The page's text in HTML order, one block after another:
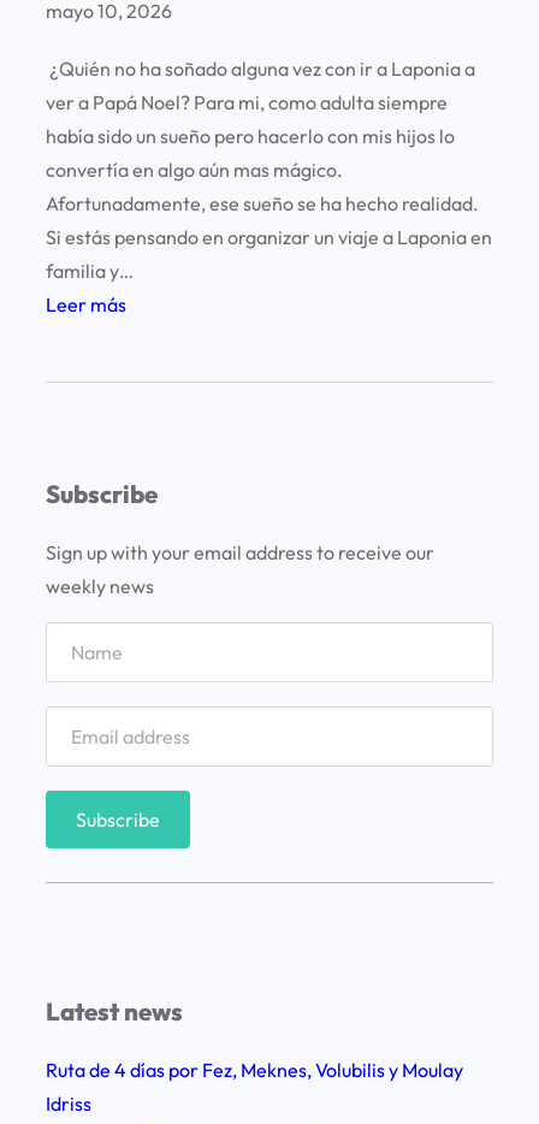
mayo 10, 2026
¿Quién no ha soñado alguna vez con ir a Laponia a
ver a Papá Noel? Para mi, como adulta siempre
había sido un sueño pero hacerlo con mis hijos lo
convertía en algo aún mas mágico.
Afortunadamente, ese sueño se ha hecho realidad.
Si estás pensando en organizar un viaje a Laponia en
familia y…
Leer más:
r
a
r
n
v
i
a
a
Subscribe
Sign up with your email address to receive our
weekly news
Latest news
Ruta de 4 días por Fez, Meknes, Volubilis y Moulay
Idriss